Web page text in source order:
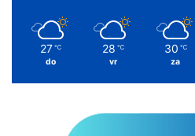
27 ℃
do
28 ℃
vr
30 ℃
za